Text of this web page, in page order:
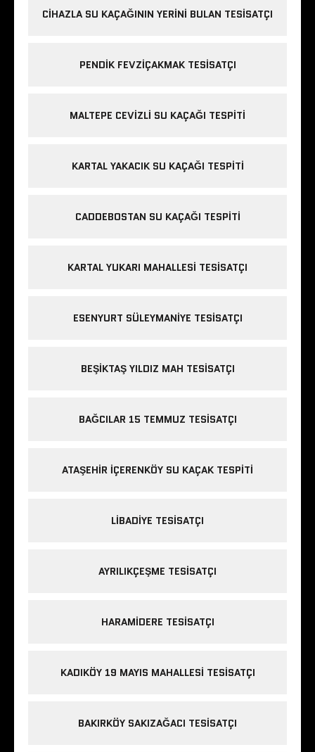
CIHAZLA SU KAÇAĞININ YERINI BULAN TESISATÇI
PENDIK FEVZIÇAKMAK TESISATÇI
MALTEPE CEVIZLI SU KAÇAĞI TESPITI
KARTAL YAKACIK SU KAÇAĞI TESPITI
CADDEBOSTAN SU KAÇAĞI TESPITI
KARTAL YUKARI MAHALLESI TESISATÇI
ESENYURT SÜLEYMANIYE TESISATÇI
BEŞIKTAŞ YILDIZ MAH TESISATÇI
BAĞCILAR 15 TEMMUZ TESISATÇI
ATAŞEHIR IÇERENKÖY SU KAÇAK TESPITI
LIBADIYE TESISATÇI
AYRILIKÇEŞME TESISATÇI
HARAMIDERE TESISATÇI
KADIKÖY 19 MAYIS MAHALLESI TESISATÇI
BAKIRKÖY SAKIZAĞACI TESISATÇI